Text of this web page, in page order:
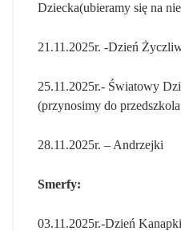
Dziecka(ubieramy się na
21.11.2025r. -Dzień
25.11.2025r.- Światowy
(przynosimy do
28.11.2025r. – Andrzejki
Smerfy:
03.11.2025r.-Dzień Kanapki